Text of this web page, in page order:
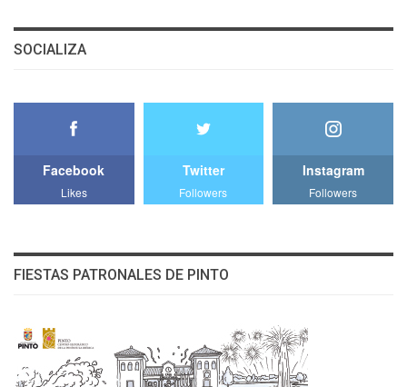
SOCIALIZA
Facebook
Likes
Twitter
Followers
Instagram
Followers
FIESTAS PATRONALES DE PINTO